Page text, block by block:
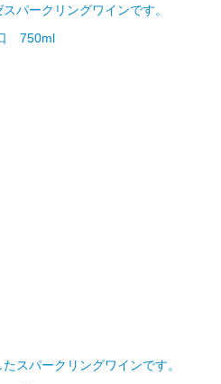
パークリングワインです。
750ml
スパークリングワインです。